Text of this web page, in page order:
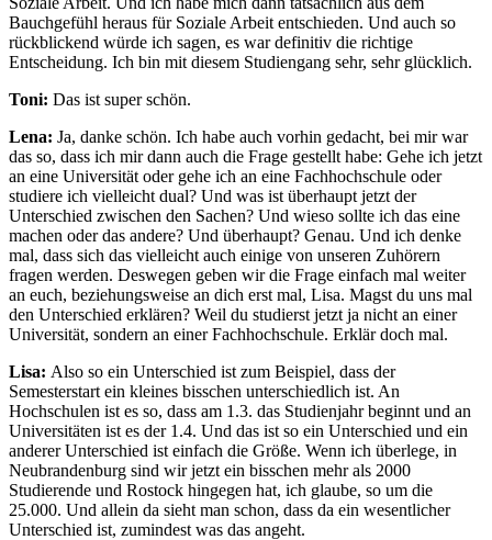
Bauchgefühl heraus für Soziale Arbeit entschieden. Und auch so
rückblickend würde ich sagen, es war definitiv die richtige
Entscheidung. Ich bin mit diesem Studiengang sehr, sehr glücklich.
Toni: Das ist super schön.
Lena: Ja, danke schön. Ich habe auch vorhin gedacht, bei mir war
das so, dass ich mir dann auch die Frage gestellt habe: Gehe ich jetzt
an eine Universität oder gehe ich an eine Fachhochschule oder
studiere ich vielleicht dual? Und was ist überhaupt jetzt der
Unterschied zwischen den Sachen? Und wieso sollte ich das eine
machen oder das andere? Und überhaupt? Genau. Und ich denke
mal, dass sich das vielleicht auch einige von unseren Zuhörern
fragen werden. Deswegen geben wir die Frage einfach mal weiter
an euch, beziehungsweise an dich erst mal, Lisa. Magst du uns mal
den Unterschied erklären? Weil du studierst jetzt ja nicht an einer
Universität, sondern an einer Fachhochschule. Erklär doch mal.
Lisa: Also so ein Unterschied ist zum Beispiel, dass der
Semesterstart ein kleines bisschen unterschiedlich ist. An
Hochschulen ist es so, dass am 1.3. das Studienjahr beginnt und an
Universitäten ist es der 1.4. Und das ist so ein Unterschied und ein
anderer Unterschied ist einfach die Größe. Wenn ich überlege, in
Neubrandenburg sind wir jetzt ein bisschen mehr als 2000
Studierende und Rostock hingegen hat, ich glaube, so um die
25.000. Und allein da sieht man schon, dass da ein wesentlicher
Unterschied ist, zumindest was das angeht.